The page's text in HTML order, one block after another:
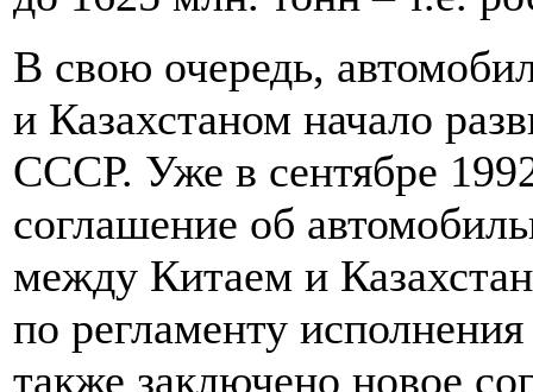
В свою очередь,
и Казахстаном начало
СССР. Уже в сентябре
соглашение об
между Китаем и
по регламенту
также заключено новое